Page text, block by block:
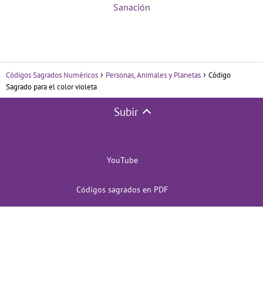
Sanación
Códigos Sagrados Numéricos Personas, Animales y Planetas
Código
Sagrado para el color violeta
Subir
YouTube
Códigos sagrados en PDF